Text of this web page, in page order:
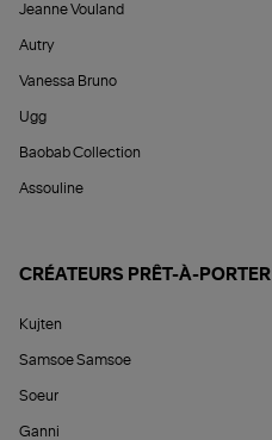
Jeanne Vouland
Autry
Vanessa Bruno
Ugg
Baobab Collection
Assouline
CRÉATEURS PRÊT-À-PORTER
Kujten
Samsoe Samsoe
Soeur
Ganni